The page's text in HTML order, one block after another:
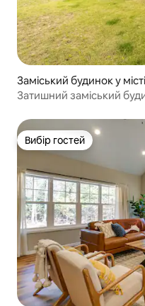
Заміський будинок у
Затишний заміський
Вибір гостей
Вибір гостей